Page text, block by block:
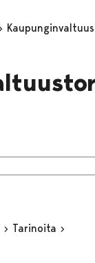
Tarinoita